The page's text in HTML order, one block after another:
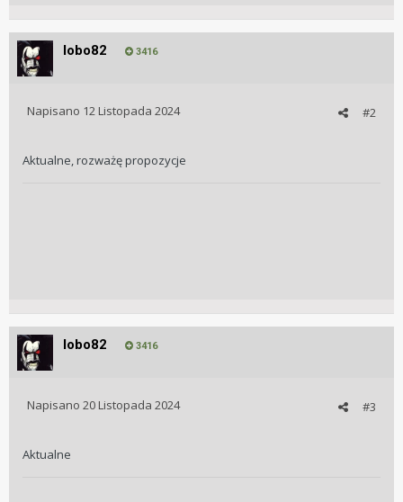
lobo82 3416
#2
Napisano 12 Listopada 2024
Aktualne, rozważę propozycje
lobo82 3416
#3
Napisano 20 Listopada 2024
Aktualne